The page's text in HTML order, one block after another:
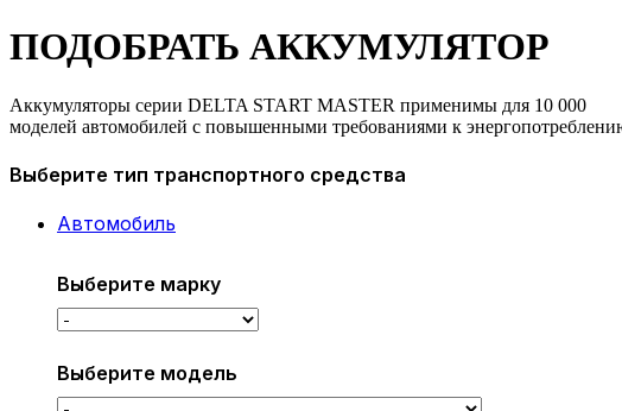
ПОДОБРАТЬ АККУМУЛЯТОР
Аккумуляторы серии DELTA START MASTER применимы для 10 000
моделей автомобилей с повышенными требованиями к
Выберите тип транспортного средства
Автомобиль
Выберите марку
Выберите модель